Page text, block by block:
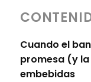
Cuando el
promesa (y
embebidas